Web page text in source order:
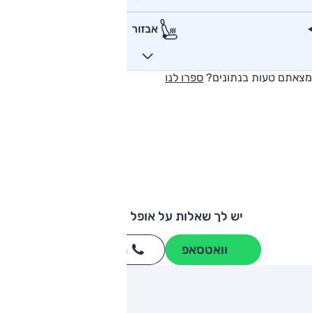
אבזור
מצאתם טעות בנתונים? ספרו לנו
יש לך שאלות על אופל אינסיגניה?
וואטסאפ חייגו
מותגים מתחרים